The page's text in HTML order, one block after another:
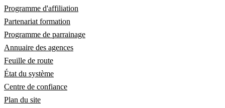
Programme d'affiliation
Partenariat formation
Programme de parrainage
Annuaire des agences
Feuille de route
État du système
Centre de confiance
Plan du site